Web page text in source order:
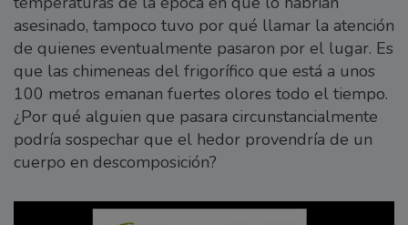
asesinado, tampoco tuvo por qué llamar la atención
de quienes eventualmente pasaron por el lugar. Es
que las chimeneas del frigorífico que está a unos
100 metros emanan fuertes olores todo el tiempo.
¿Por qué alguien que pasara circunstancialmente
podría sospechar que el hedor provendría de un
cuerpo en descomposición?